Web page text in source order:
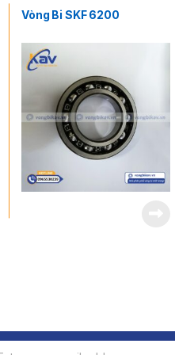
Vòng Bi SKF 6200